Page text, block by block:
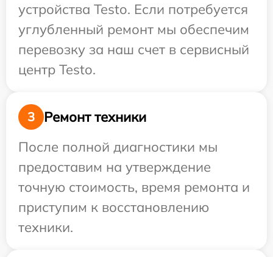
устройства Testo. Если потребуется
углубленный ремонт мы обеспечим
перевозку за наш счет в сервисный
центр Testo.
3
Ремонт техники
После полной диагностики мы
предоставим на утверждение
точную стоимость, время ремонта и
приступим к восстановлению
техники.